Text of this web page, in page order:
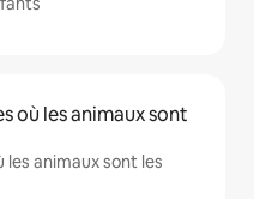
où les animaux sont
les animaux sont les